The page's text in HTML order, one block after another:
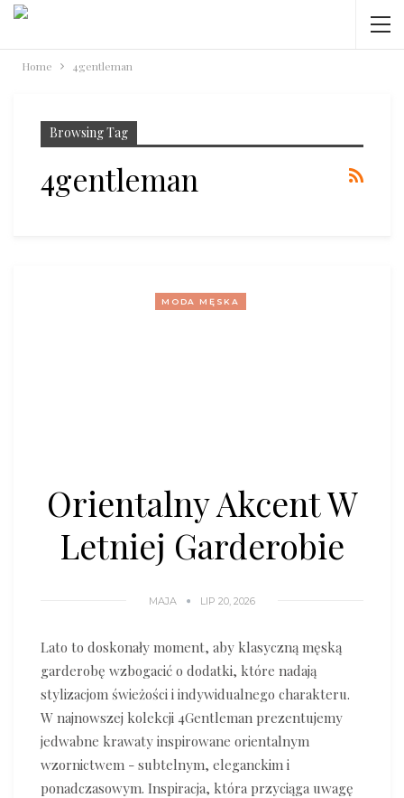
Home 4gentleman
Browsing Tag
4gentleman
MODA MĘSKA
Orientalny Akcent W
Letniej Garderobie
MAJA LIP 20, 2026
Lato to doskonały moment, aby klasyczną męską
garderobę wzbogacić o dodatki, które nadają
stylizacjom świeżości i indywidualnego charakteru.
W najnowszej kolekcji 4Gentleman prezentujemy
jedwabne krawaty inspirowane orientalnym
wzornictwem - subtelnym, eleganckim i
ponadczasowym. Inspiracja, która przyciąga uwagę